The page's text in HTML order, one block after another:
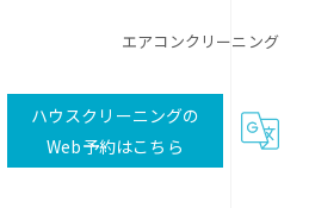
エアコンクリーニング
ハウスクリーニングの
Web予約はこちら